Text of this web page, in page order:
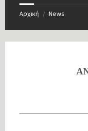
Αρχική / News